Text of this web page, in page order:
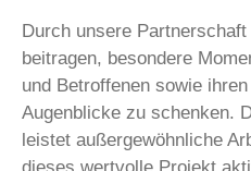
Durch unsere
beitragen, besondere
und Betroffenen sowie
Augenblicke zu schenken.
leistet außergewöhnliche